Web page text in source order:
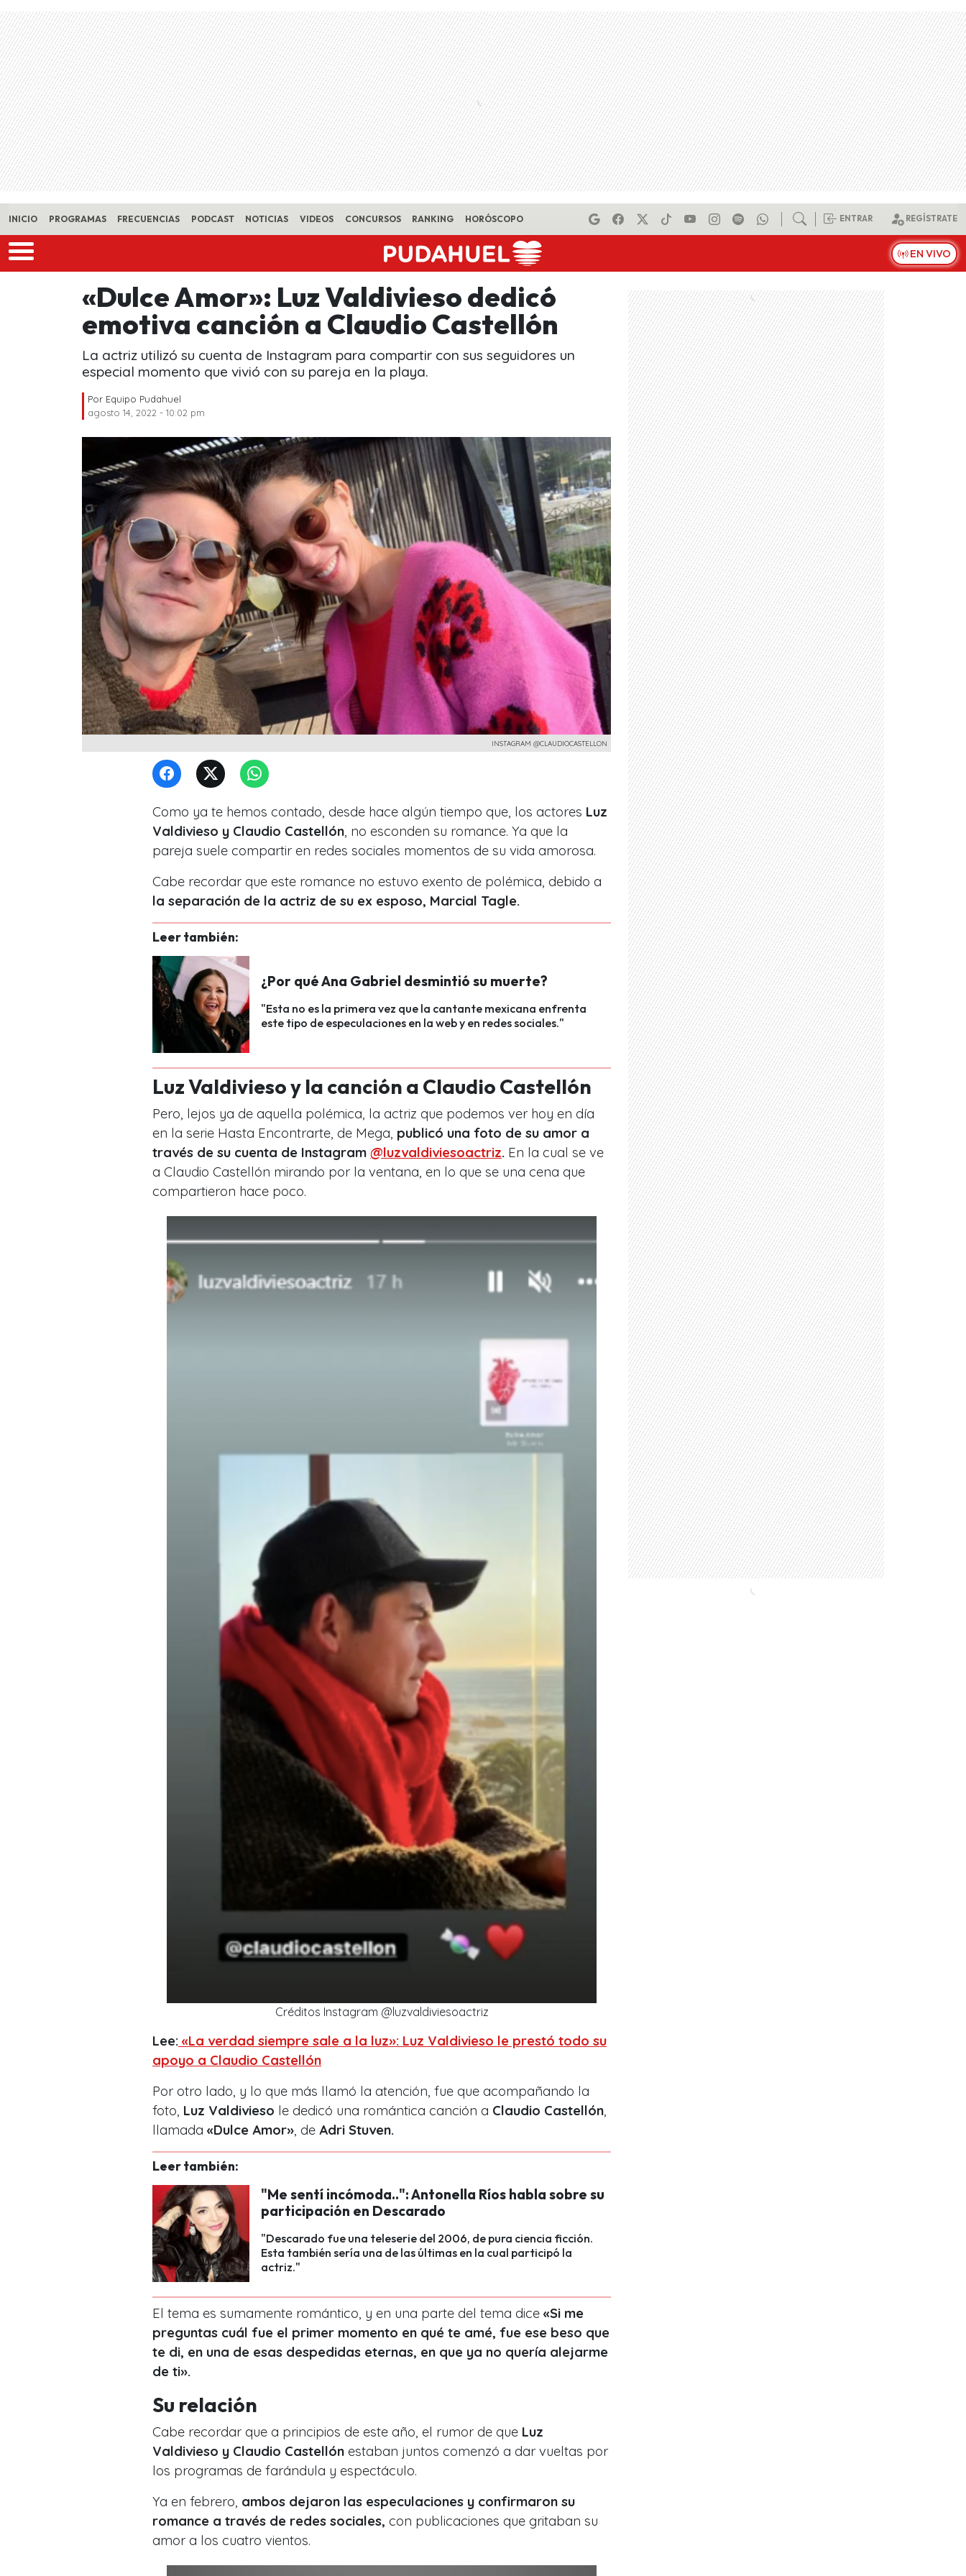
Skip to main content
INICIO PROGRAMAS FRECUENCIAS PODCAST NOTICIAS VIDEOS CONCURSOS RANKING HORÓSCOPO ENTRAR REGÍSTRATE
EN VIVO
«Dulce Amor»: Luz Valdivieso dedicó
emotiva canción a Claudio Castellón
La actriz utilizó su cuenta de Instagram para compartir con sus seguidores un
especial momento que vivió con su pareja en la playa.
Por Equipo Pudahuel
agosto 14, 2022 - 10:02 pm
INSTAGRAM @CLAUDIOCASTELLON
Como ya te hemos contado, desde hace algún tiempo que, los actores Luz
Valdivieso y Claudio Castellón , no esconden su romance. Ya que la
pareja suele compartir en redes sociales momentos de su vida amorosa.
Cabe recordar que este romance no estuvo exento de polémica, debido a
la separación de la actriz de su ex esposo, Marcial Tagle.
Leer también:
¿Por qué Ana Gabriel desmintió su muerte?
"Esta no es la primera vez que la cantante mexicana enfrenta
este tipo de especulaciones en la web y en redes sociales."
Luz Valdivieso y la canción a Claudio Castellón
Pero, lejos ya de aquella polémica, la actriz que podemos ver hoy en día
en la serie Hasta Encontrarte, de Mega, publicó una foto de su amor a
través de su cuenta de Instagram @luzvaldiviesoactriz. En la cual se ve
a Claudio Castellón mirando por la ventana, en lo que se una cena que
compartieron hace poco.
Créditos Instagram @luzvaldiviesoactriz
Lee: «La verdad siempre sale a la luz»: Luz Valdivieso le prestó todo su
apoyo a Claudio Castellón
Por otro lado, y lo que más llamó la atención, fue que acompañando la
foto, Luz Valdivieso le dedicó una romántica canción a Claudio Castellón,
llamada «Dulce Amor», de Adri Stuven.
Leer también:
"Me sentí incómoda..": Antonella Ríos habla sobre su
participación en Descarado
"Descarado fue una teleserie del 2006, de pura ciencia ficción.
Esta también sería una de las últimas en la cual participó la
actriz."
El tema es sumamente romántico, y en una parte del tema dice «Si me
preguntas cuál fue el primer momento en qué te amé, fue ese beso que
te di, en una de esas despedidas eternas, en que ya no quería alejarme
de ti».
Su relación
Cabe recordar que a principios de este año, el rumor de que Luz
Valdivieso y Claudio Castellón estaban juntos comenzó a dar vueltas por
los programas de farándula y espectáculo.
Ya en febrero, ambos dejaron las especulaciones y confirmaron su
romance a través de redes sociales, con publicaciones que gritaban su
amor a los cuatro vientos.